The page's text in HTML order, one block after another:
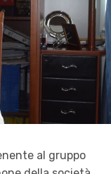
al gruppo